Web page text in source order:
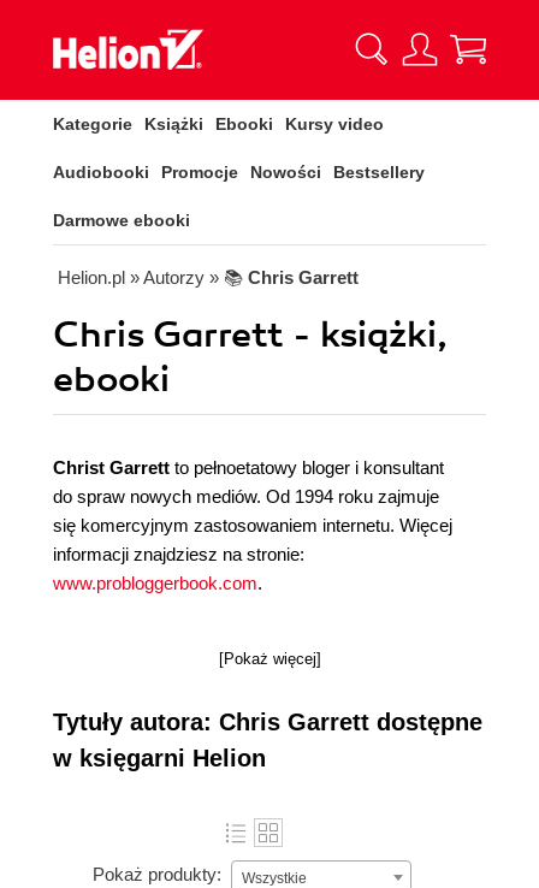
Kategorie Książki Ebooki Kursy video
Audiobooki Promocje Nowości Bestsellery
Darmowe ebooki
Helion.pl » Autorzy » 📚 Chris Garrett
Chris Garrett - książki,
ebooki
Christ Garrett to pełnoetatowy bloger i konsultant
do spraw nowych mediów. Od 1994 roku zajmuje
się komercyjnym zastosowaniem internetu. Więcej
informacji znajdziesz na stronie:
www.probloggerbook.com.
[Pokaż więcej]
Tytuły autora: Chris Garrett dostępne
w księgarni Helion
Pokaż produkty: Wszystkie